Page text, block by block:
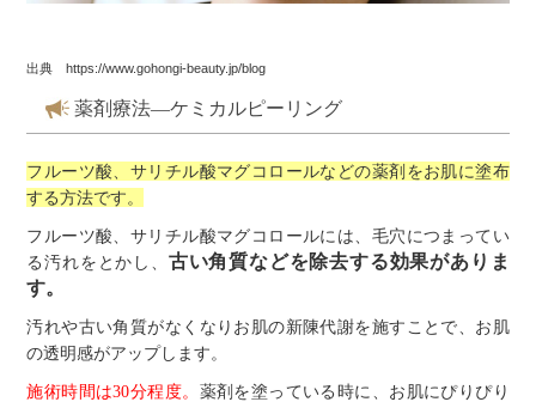
出典 https://www.gohongi-beauty.jp/blog
薬剤療法―ケミカルピーリング
フルーツ酸、サリチル酸マグコロールなどの薬剤をお肌に塗布
する方法です。
フルーツ酸、サリチル酸マグコロールには、毛穴につまってい
る汚れをとかし、 古い角質などを除去する効果がありま
す。
汚れや古い角質がなくなりお肌の新陳代謝を施すことで、お肌
の透明感がアップします。
施術時間は30分程度。 薬剤を塗っている時に、お肌にぴりぴり